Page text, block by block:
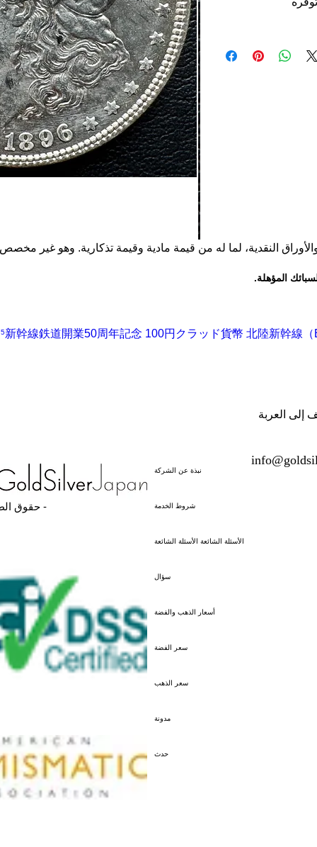
新幹線鉄道開業50周年記念 100円クラッド貨幣 北陸新幹線
إلى العربة
حقوق الطبع والنشر 2023 -
نبذة عن الشركة
شروط الخدمة
الأسئلة الشائعة الأسئلة الشائعة
سؤال
أسعار الذهب والفضة
سعر الفضة
سعر الذهب
مدونة
حدث